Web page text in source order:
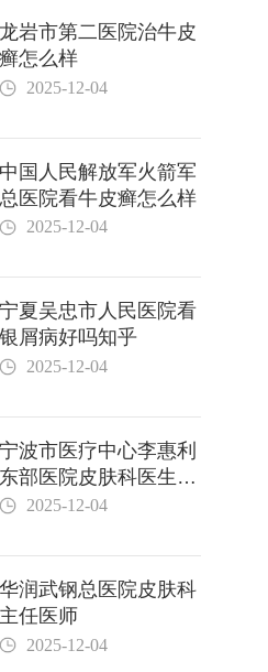
龙岩市第二医院治牛皮
癣怎么样
2025-12-04
中国人民解放军火箭军
总医院看牛皮癣怎么样
2025-12-04
宁夏吴忠市人民医院看
银屑病好吗知乎
2025-12-04
宁波市医疗中心李惠利
东部医院皮肤科医生哪
个好2025-12-04
华润武钢总医院皮肤科
主任医师
2025-12-04